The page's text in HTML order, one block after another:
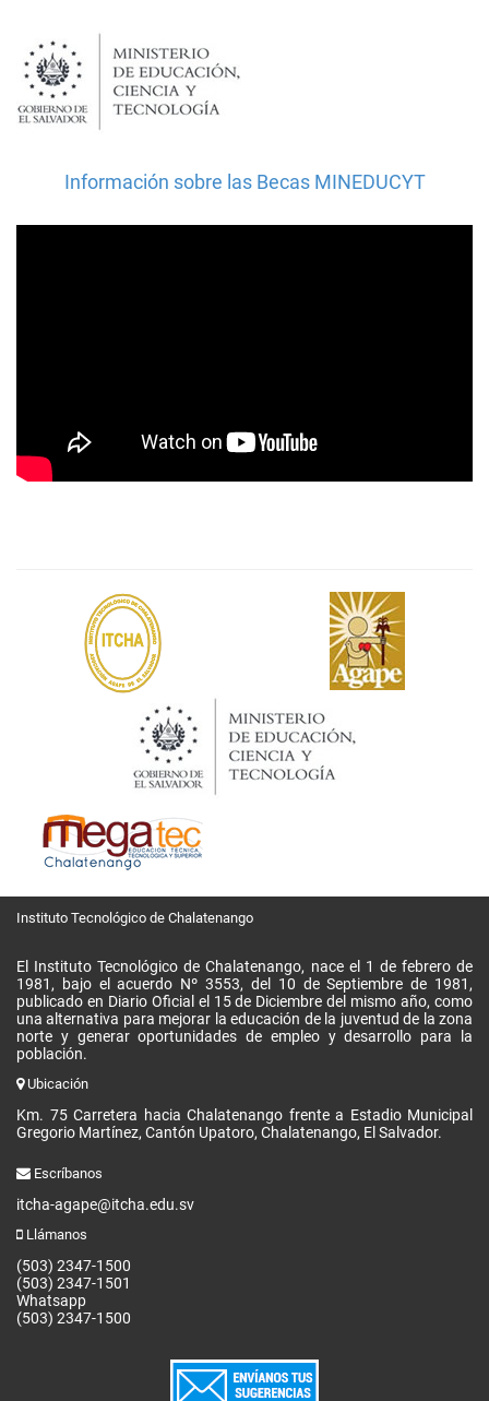
Información sobre las Becas MINEDUCYT
Instituto Tecnológico de Chalatenango
El Instituto Tecnológico de Chalatenango, nace el 1 de febrero de
1981, bajo el acuerdo Nº 3553, del 10 de Septiembre de 1981,
publicado en Diario Oficial el 15 de Diciembre del mismo año, como
una alternativa para mejorar la educación de la juventud de la zona
norte y generar oportunidades de empleo y desarrollo para la
población.
Ubicación
Km. 75 Carretera hacia Chalatenango frente a Estadio Municipal
Gregorio Martínez, Cantón Upatoro, Chalatenango, El Salvador.
Escríbanos
itcha-agape@itcha.edu.sv
Llámanos
(503) 2347-1500
(503) 2347-1501
Whatsapp
(503) 2347-1500